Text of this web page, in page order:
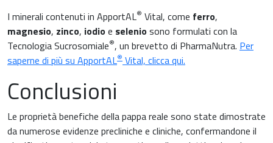
I minerali contenuti in ApportAL® Vital, come ferro,
magnesio, zinco, iodioe seleniosono formulati con la
Tecnologia Sucrosomiale®, un brevetto di PharmaNutra. Per
saperne di più su ApportAL® Vital, clicca qui.
Conclusioni
Le proprietà benefiche della pappa reale sono state dimostrate
da numerose evidenze precliniche e cliniche, confermandone il